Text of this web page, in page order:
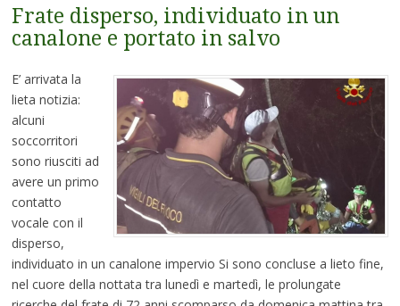
Frate disperso, individuato in un
canalone e portato in salvo
E’ arrivata la
lieta notizia:
alcuni
soccorritori
sono riusciti ad
avere un primo
contatto
vocale con il
disperso,
individuato in un canalone impervio Si sono concluse a lieto fine,
nel cuore della nottata tra lunedì e martedì, le prolungate